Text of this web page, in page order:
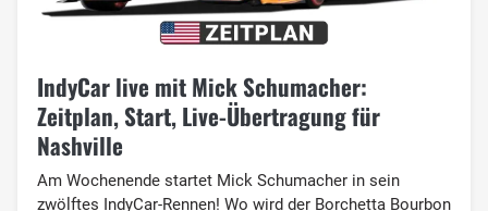
IndyCar live mit Mick Schumacher:
Zeitplan, Start, Live-Übertragung für
Nashville
Am Wochenende startet Mick Schumacher in sein
zwölftes IndyCar-Rennen! Wo wird der Borchetta Bourbon